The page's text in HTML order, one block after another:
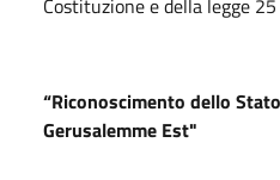
“Riconoscimento dello
Gerusalemme Est"